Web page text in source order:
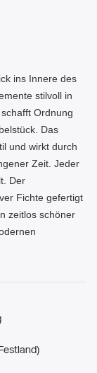
ins Innere des
stilvoll in
Ordnung
Das
und wirkt durch
Zeit. Jeder
Der
Fichte gefertigt
zeitlos schöner